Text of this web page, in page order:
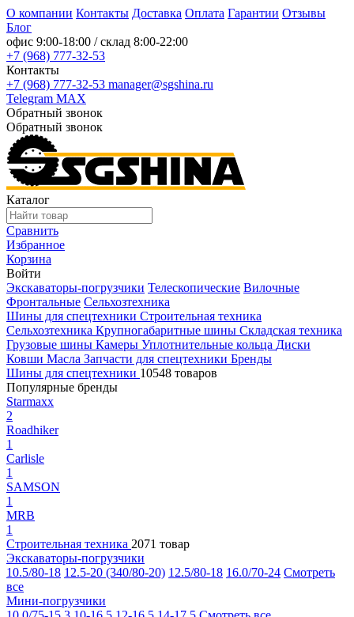
О компании Контакты Доставка Оплата Гарантии Отзывы
Блог
офис 9:00-18:00 / склад 8:00-22:00
+7 (968) 777-32-53
Контакты
+7 (968) 777-32-53 manager@sgshina.ru
Telegram MAX
Обратный звонок
Обратный звонок
Каталог
Сравнить
Избранное
Корзина
Войти
Экскаваторы-погрузчики Телескопические Вилочные
Фронтальные Сельхозтехника
Шины для спецтехники Строительная техника
Сельхозтехника Крупногабаритные шины Складская техника
Грузовые шины Камеры Уплотнительные кольца Диски
Ковши Масла Запчасти для спецтехники Бренды
Шины для спецтехники 10548 товаров
Популярные бренды
Starmaxx
2
Roadhiker
1
Carlisle
1
SAMSON
1
MRB
1
Строительная техника 2071 товар
Экскаваторы-погрузчики
10.5/80-18 12.5-20 (340/80-20) 12.5/80-18 16.0/70-24 Смотреть
все
Мини-погрузчики